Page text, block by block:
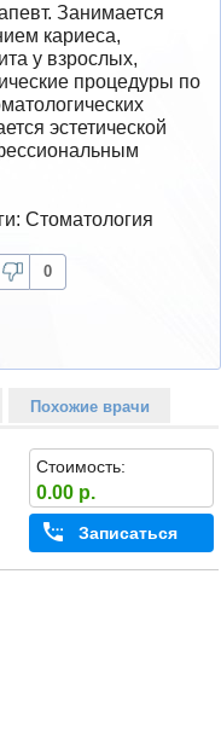
Занимается
кариеса,
у взрослых,
процедуры по
эстетической
Стоматология
0
Похожие врачи
Стоимость:
0.00 р.
Записаться